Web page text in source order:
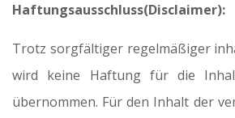
Haftungsausschluss(Disclaimer):
Trotz sorgfältiger regelmäßiger
wird keine Haftung für die
übernommen. Für den Inhalt der